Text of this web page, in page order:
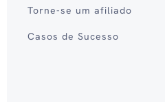
Torne-se um afiliado
Casos de Sucesso